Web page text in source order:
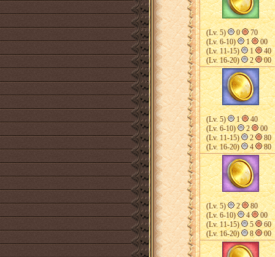
(Lv. 5) 0
70
(Lv. 6-10)
1
00
(Lv. 11-15)
1
40
(Lv. 16-20)
2 00
(Lv. 5) 1
40
(Lv. 6-10)
2
00
(Lv. 11-15)
2
80
(Lv. 16-20)
4 80
(Lv. 5) 2
80
(Lv. 6-10)
4
00
(Lv. 11-15)
5
60
(Lv. 16-20)
8 00